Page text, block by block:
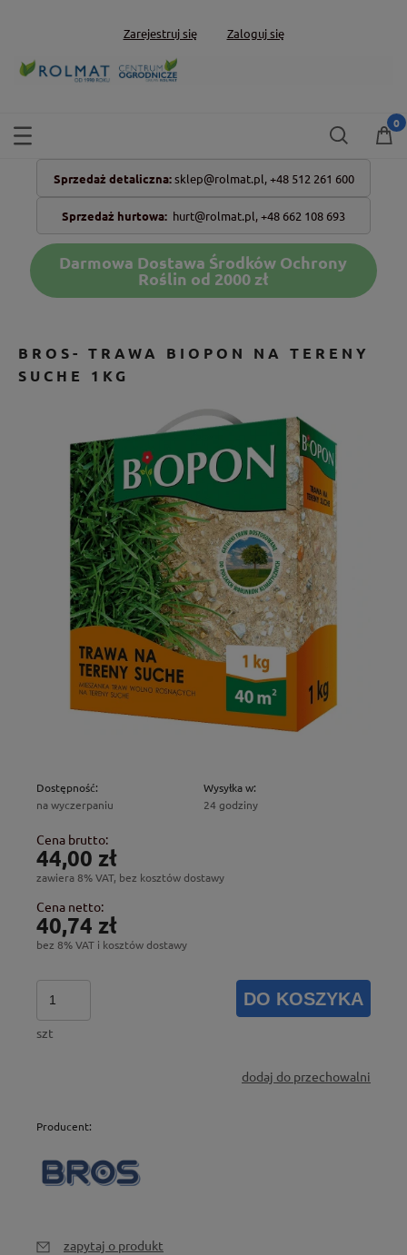
Zarejestruj się Zaloguj się
Sprzedaż detaliczna: sklep@rolmat.pl, +48 512 261 600
Sprzedaż hurtowa: hurt@rolmat.pl,+48 662 108 693
Darmowa Dostawa Środków Ochrony
Roślin od 2000 zł
BROS- TRAWA BIOPON NA TERENY
SUCHE 1KG
Dostępność:
na wyczerpaniu
Wysyłka w:
24 godziny
Cena brutto:
44,00 zł
zawiera 8% VAT, bez kosztów dostawy
Cena netto:
40,74 zł
bez 8% VAT i kosztów dostawy
szt
DO KOSZYKA
dodaj do przechowalni
Producent:
zapytaj o produkt